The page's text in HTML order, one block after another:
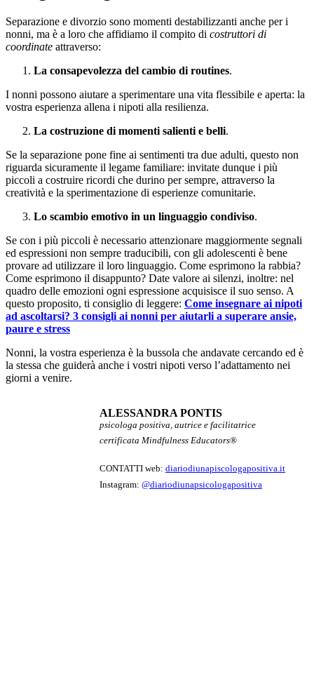
Separazione e divorzio sono momenti destabilizzanti anche per i
nonni, ma è a loro che affidiamo il compito di costruttori di
coordinate attraverso:
La consapevolezza del cambio di routines.
I nonni possono aiutare a sperimentare una vita flessibile e aperta: la
vostra esperienza allena i nipoti alla resilienza.
La costruzione di momenti salienti e belli.
Se la separazione pone fine ai sentimenti tra due adulti, questo non
riguarda sicuramente il legame familiare: invitate dunque i più
piccoli a costruire ricordi che durino per sempre, attraverso la
creatività e la sperimentazione di esperienze comunitarie.
Lo scambio emotivo in un linguaggio condiviso.
Se con i più piccoli è necessario attenzionare maggiormente segnali
ed espressioni non sempre traducibili, con gli adolescenti è bene
provare ad utilizzare il loro linguaggio. Come esprimono la rabbia?
Come esprimono il disappunto? Date valore ai silenzi, inoltre: nel
quadro delle emozioni ogni espressione acquisisce il suo senso. A
questo proposito, ti consiglio di leggere: Come insegnare ai nipoti
ad ascoltarsi? 3 consigli ai nonni per aiutarli a superare ansie,
paure e stress
Nonni, la vostra esperienza è la bussola che andavate cercando ed è
la stessa che guiderà anche i vostri nipoti verso l’adattamento nei
giorni a venire.
ALESSANDRA PONTIS
psicologa positiva, autrice e facilitatrice
certificata Mindfulness Educators®
CONTATTI web: diariodiunapiscologapositiva.it
Instagram: @diariodiunapsicologapositiva